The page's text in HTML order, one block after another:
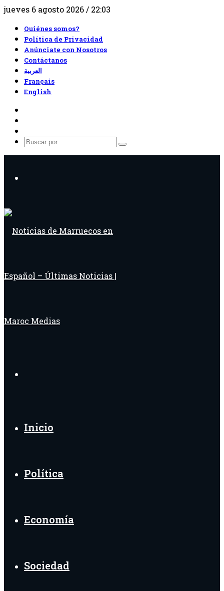
jueves 6 agosto 2026 / 22:03
Quiénes somos?
Política de Privacidad
Anúnciate con Nosotros
Contáctanos
العربية
Français
English
Buscar
por
Inicio
Política
Economía
Sociedad